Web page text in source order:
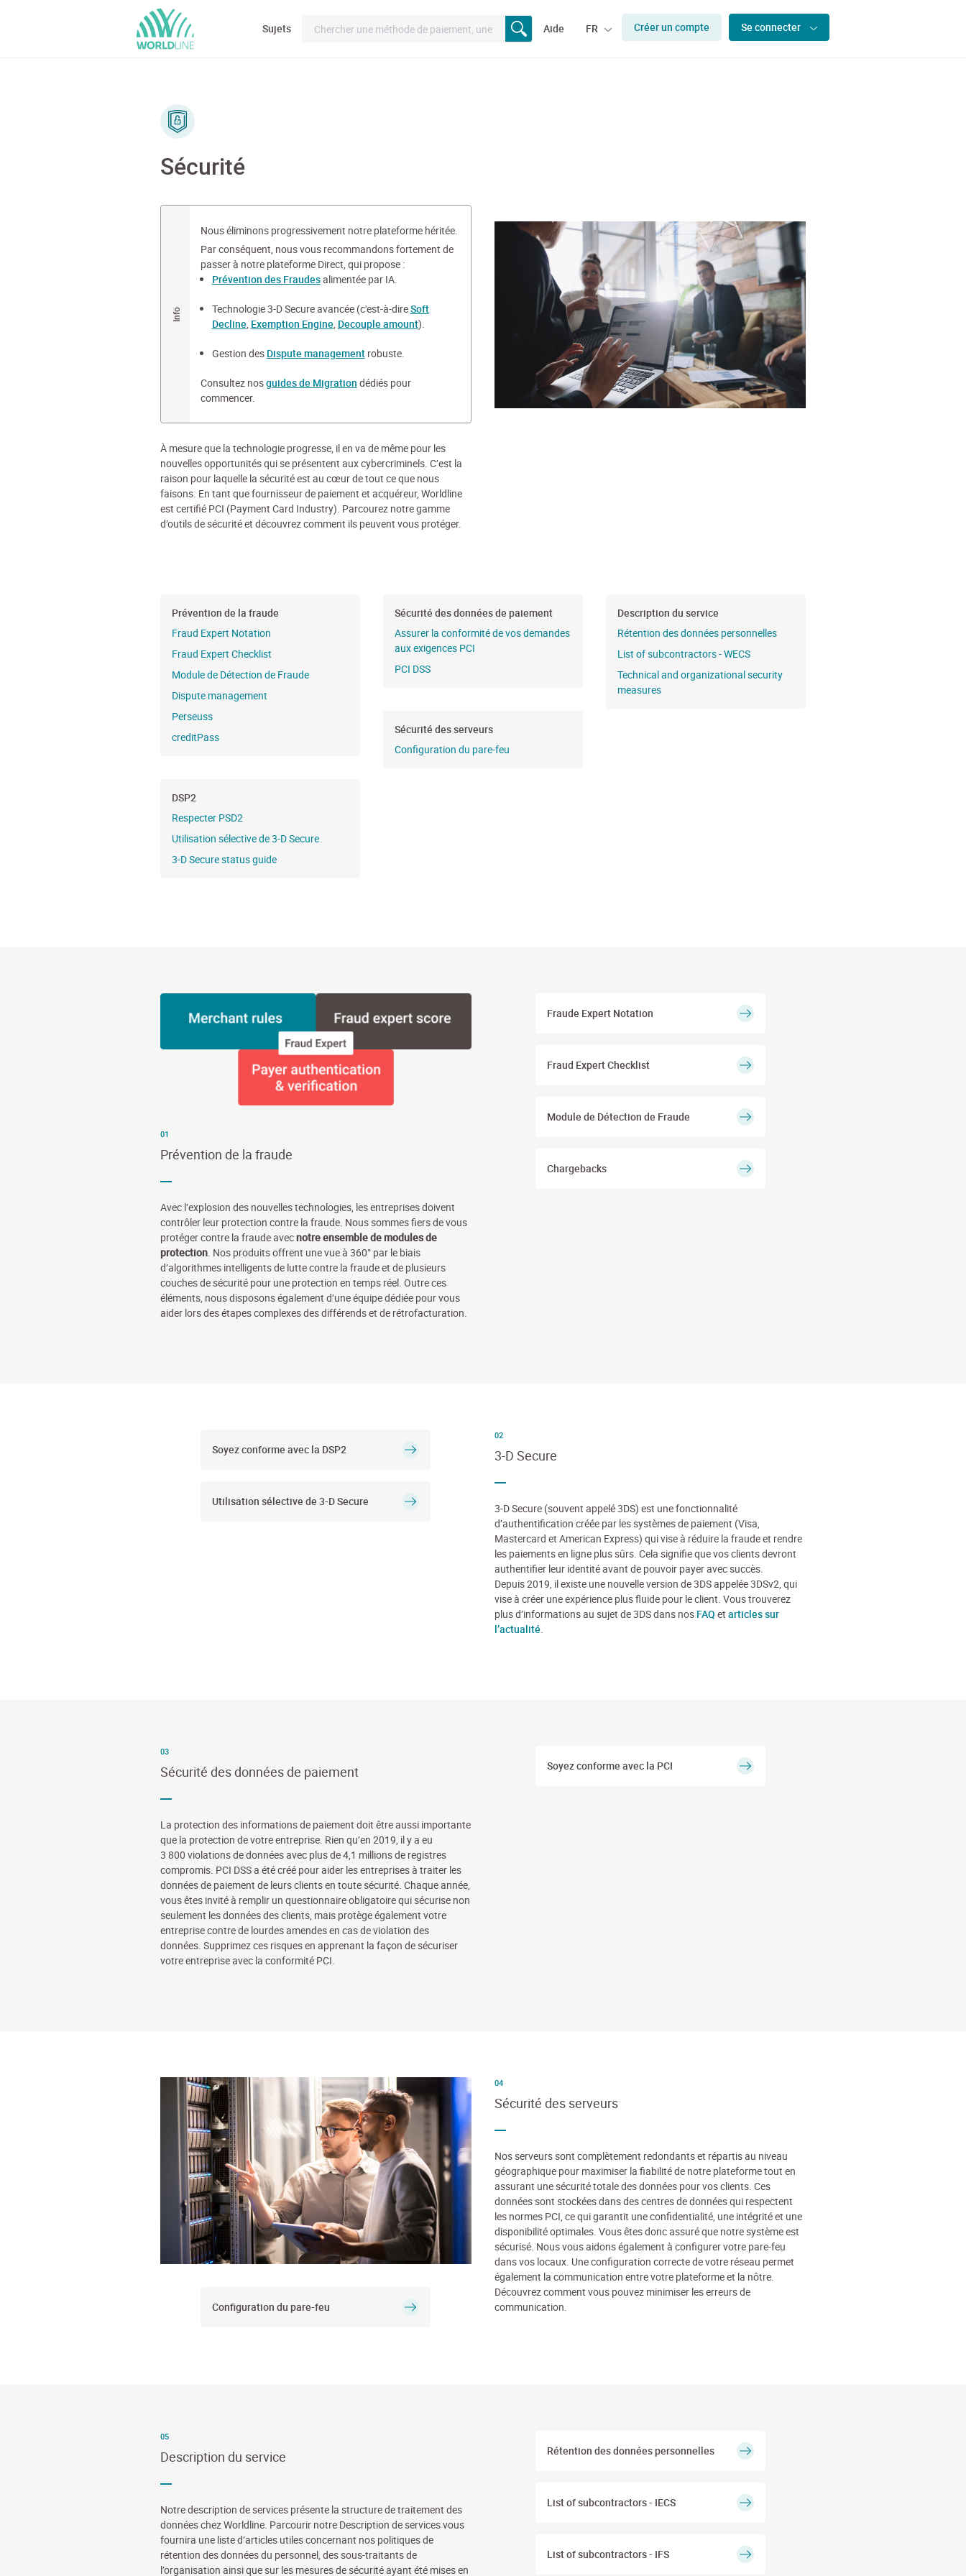
Sujets Aide FR Créer un compte Se connecter
Sécurité
Nous éliminons progressivement notre plateforme héritée.
Par conséquent, nous vous recommandons fortement de
passer à notre plateforme Direct, qui propose :
Prévention des Fraudesalimentée par IA.
Technologie 3-D Secure avancée (c'est-à-direSoft
Decline, Exemption Engine, Decouple amount).
Gestion des Dispute managementrobuste.
Consultez nosguides de Migration dédiés pour
commencer.
À mesure que la technologie progresse, il en va de même pour les
nouvelles opportunités qui se présentent aux cybercriminels. C’est la
raison pour laquelle la sécurité est au cœur de tout ce que nous
faisons. En tant que fournisseur de paiement et acquéreur, Worldline
est certifié PCI (Payment Card Industry). Parcourez notre gamme
d’outils de sécurité et découvrez comment ils peuvent vous protéger.
Prévention de la fraude
Fraud Expert Notation
Fraud Expert Checklist
Module de Détection de Fraude
Dispute management
Perseuss
creditPass
DSP2
Respecter PSD2
Utilisation sélective de 3-D Secure
3-D Secure status guide
Sécurité des données de paiement
Assurer la conformité de vos demandes
aux exigences PCI
PCI DSS
Sécurité des serveurs
Configuration du pare-feu
Description du service
Rétention des données personnelles
List of subcontractors - WECS
Technical and organizational security
measures
01
Prévention de la fraude
Avec l’explosion des nouvelles technologies, les entreprises doivent
contrôler leur protection contre la fraude. Nous sommes fiers de vous
protéger contre la fraude avecnotre ensemble de modules de
protection. Nos produits offrent une vue à 360° par le biais
d’algorithmes intelligents de lutte contre la fraude et de plusieurs
couches de sécurité pour une protection en temps réel. Outre ces
éléments, nous disposons également d’une équipe dédiée pour vous
aider lors des étapes complexes des différends et de rétrofacturation.
Fraude Expert Notation
Fraud Expert Checklist
Module de Détection de Fraude
Chargebacks
Soyez conforme avec la DSP2
Utilisation sélective de 3-D Secure
02
3-D Secure
3-D Secure (souvent appelé 3DS) est une fonctionnalité
d’authentification créée par les systèmes de paiement (Visa,
Mastercard et American Express) qui vise à réduire la fraude et rendre
les paiements en ligne plus sûrs. Cela signifie que vos clients devront
authentifier leur identité avant de pouvoir payer avec succès.
Depuis 2019, il existe une nouvelle version de 3DS appelée 3DSv2, qui
vise à créer une expérience plus fluide pour le client. Vous trouverez
plus d’informations au sujet de 3DS dans nos FAQ et articles sur
l’actualité.
03
Sécurité des données de paiement
La protection des informations de paiement doit être aussi importante
que la protection de votre entreprise. Rien qu’en 2019, il y a eu
3 800 violations de données avec plus de 4,1 millions de registres
compromis. PCI DSS a été créé pour aider les entreprises à traiter les
données de paiement de leurs clients en toute sécurité. Chaque année,
vous êtes invité à remplir un questionnaire obligatoire qui sécurise non
seulement les données des clients, mais protège également votre
entreprise contre de lourdes amendes en cas de violation des
données. Supprimez ces risques en apprenant la façon de sécuriser
votre entreprise avec la conformité PCI.
Soyez conforme avec la PCI
Configuration du pare-feu
04
Sécurité des serveurs
Nos serveurs sont complètement redondants et répartis au niveau
géographique pour maximiser la fiabilité de notre plateforme tout en
assurant une sécurité totale des données pour vos clients. Ces
données sont stockées dans des centres de données qui respectent
les normes PCI, ce qui garantit une confidentialité, une intégrité et une
disponibilité optimales. Vous êtes donc assuré que notre système est
sécurisé. Nous vous aidons également à configurer votre pare-feu
dans vos locaux. Une configuration correcte de votre réseau permet
également la communication entre votre plateforme et la nôtre.
Découvrez comment vous pouvez minimiser les erreurs de
communication.
05
Description du service
Notre description de services présente la structure de traitement des
données chez Worldline. Parcourir notre Description de services vous
fournira une liste d’articles utiles concernant nos politiques de
rétention des données du personnel, des sous-traitants de
l’organisation ainsi que sur les mesures de sécurité ayant été mises en
Rétention des données personnelles
List of subcontractors - IECS
List of subcontractors - IFS